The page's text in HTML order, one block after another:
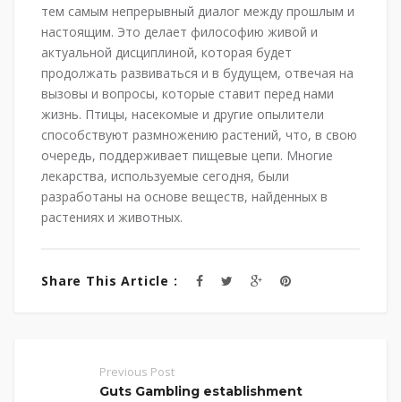
тем самым непрерывный диалог между прошлым и
настоящим. Это делает философию живой и
актуальной дисциплиной, которая будет
продолжать развиваться и в будущем, отвечая на
вызовы и вопросы, которые ставит перед нами
жизнь. Птицы, насекомые и другие опылители
способствуют размножению растений, что, в свою
очередь, поддерживает пищевые цепи. Многие
лекарства, используемые сегодня, были
разработаны на основе веществ, найденных в
растениях и животных.
Share This Article :
Previous Post
Guts Gambling establishment